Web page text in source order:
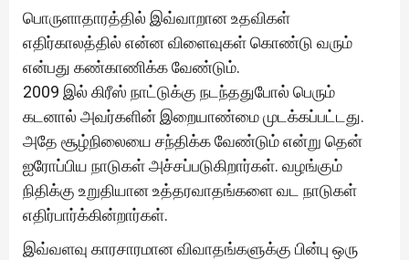
பொருளாதாரத்தில் இவ்வாறான உதவிகள்
எதிர்காலத்தில் என்ன விளைவுகள் கொண்டு வரும்
என்பது கண்காணிக்க வேண்டும்.
2009 இல் கிரீஸ் நாட்டுக்கு நடந்ததுபோல் பெரும்
கடனால் அவர்களின் இறையாண்மை முடக்கப்பட்டது.
அதே சூழ்நிலையை சந்திக்க வேண்டும் என்று தென்
ஐரோப்பிய நாடுகள் அச்சப்படுகிறார்கள். வழங்கும்
நிதிக்கு உறுதியான உத்தரவாதங்களை வட நாடுகள்
எதிர்பார்க்கின்றார்கள்.
இவ்வளவு காரசாரமான விவாதங்களுக்கு பின்பு ஒரு